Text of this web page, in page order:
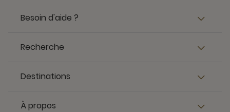
Besoin d'aide ?
Recherche
Destinations
À propos